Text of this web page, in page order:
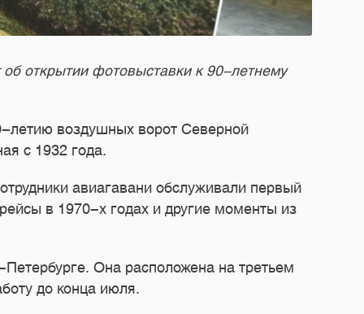
открытии фотовыставки к 90-летнему
летию воздушных ворот Северной
с 1932 года.
авиагавани обслуживали первый
в 1970-х годах и другие моменты из
Она расположена на третьем
до конца июля.